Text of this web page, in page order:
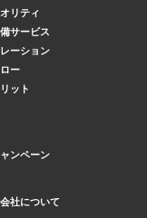
リティ
サービス
ーション
ー
ット
ンペーン
社について